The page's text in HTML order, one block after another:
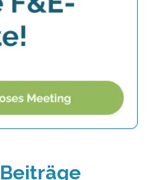
Beiträge